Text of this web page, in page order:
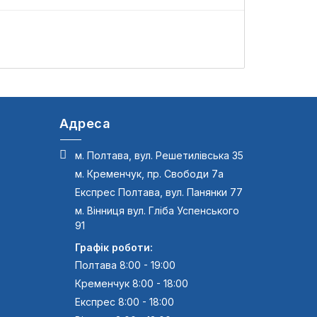
Адреса
м. Полтава, вул. Решетилівська 35
м. Кременчук, пр. Свободи 7а
Експрес Полтава, вул. Панянки 77
м. Вінниця вул. Гліба Успенського
91
Графік роботи:
Полтава 8:00 - 19:00
Кременчук 8:00 - 18:00
Експрес 8:00 - 18:00